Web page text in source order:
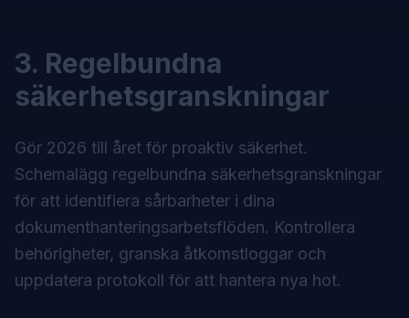
3. Regelbundna
säkerhetsgranskningar
Gör 2026 till året för proaktiv säkerhet.
Schemalägg regelbundna säkerhetsgranskningar
för att identifiera sårbarheter i dina
dokumenthanteringsarbetsflöden. Kontrollera
behörigheter, granska åtkomstloggar och
uppdatera protokoll för att hantera nya hot.